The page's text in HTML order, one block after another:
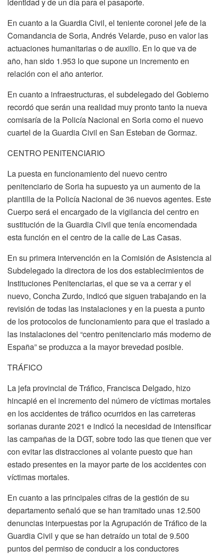
En cuanto a la Guardia Civil, el teniente coronel jefe de la
Comandancia de Soria, Andrés Velarde, puso en valor las
actuaciones humanitarias o de auxilio. En lo que va de
año, han sido 1.953 lo que supone un incremento en
relación con el año anterior.
En cuanto a infraestructuras, el subdelegado del Gobierno
recordó que serán una realidad muy pronto tanto la nueva
comisaría de la Policía Nacional en Soria como el nuevo
cuartel de la Guardia Civil en San Esteban de Gormaz.
CENTRO PENITENCIARIO
La puesta en funcionamiento del nuevo centro
penitenciario de Soria ha supuesto ya un aumento de la
plantilla de la Policía Nacional de 36 nuevos agentes. Este
Cuerpo será el encargado de la vigilancia del centro en
sustitución de la Guardia Civil que tenía encomendada
esta función en el centro de la calle de Las Casas.
En su primera intervención en la Comisión de Asistencia al
Subdelegado la directora de los dos establecimientos de
Instituciones Penitenciarias, el que se va a cerrar y el
nuevo, Concha Zurdo, indicó que siguen trabajando en la
revisión de todas las instalaciones y en la puesta a punto
de los protocolos de funcionamiento para que el traslado a
las instalaciones del “centro penitenciario más moderno de
España” se produzca a la mayor brevedad posible.
TRÁFICO
La jefa provincial de Tráfico, Francisca Delgado, hizo
hincapié en el incremento del número de víctimas mortales
en los accidentes de tráfico ocurridos en las carreteras
sorianas durante 2021 e indicó la necesidad de intensificar
las campañas de la DGT, sobre todo las que tienen que ver
con evitar las distracciones al volante puesto que han
estado presentes en la mayor parte de los accidentes con
víctimas mortales.
En cuanto a las principales cifras de la gestión de su
departamento señaló que se han tramitado unas 12.500
denuncias interpuestas por la Agrupación de Tráfico de la
Guardia Civil y que se han detraído un total de 9.500
puntos del permiso de conducir a los conductores